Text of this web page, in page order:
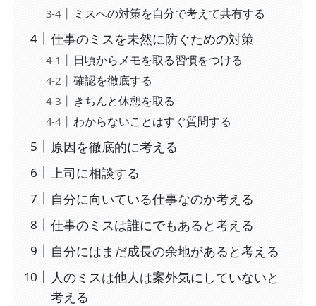
ミスへの対策を自分で考えて共有する
仕事のミスを未然に防ぐための対策
日頃からメモを取る習慣をつける
確認を徹底する
きちんと休憩を取る
わからないことはすぐ質問する
原因を徹底的に考える
上司に相談する
自分に向いている仕事なのか考える
仕事のミスは誰にでもあると考える
自分にはまだ成長の余地があると考える
人のミスは他人は案外気にしていないと
考える